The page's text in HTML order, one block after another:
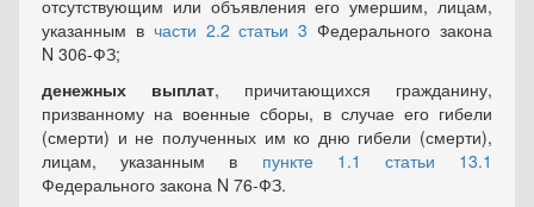
отсутствующим или объявления его умершим, лицам,
указанным в части 2.2 статьи 3 Федерального закона
N 306-ФЗ;
денежных выплат, причитающихся гражданину,
призванному на военные сборы, в случае его гибели
(смерти) и не полученных им ко дню гибели (смерти),
лицам, указанным в пункте 1.1 статьи 13.1
Федерального закона N 76-ФЗ.